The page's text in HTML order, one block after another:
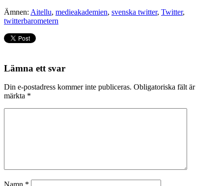
Ämnen: Aitellu, medieakademien, svenska twitter, Twitter,
twitterbarometern
Lämna ett svar
Din e-postadress kommer inte publiceras. Obligatoriska fält är
märkta *